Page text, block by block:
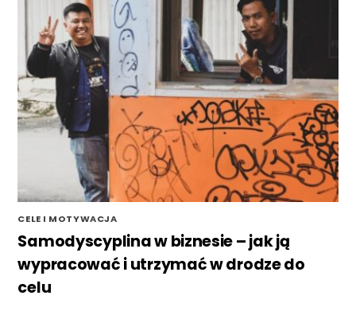
CELE I MOTYWACJA
Samodyscyplina w biznesie – jak ją
wypracować i utrzymać w drodze do
celu